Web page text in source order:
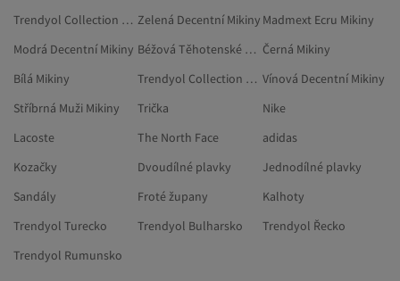
Trendyol Collection Černá Mikiny Zelená Decentní Mikiny Madmext Ecru Mikiny
Modrá Decentní Mikiny
Béžová Těhotenské Mikiny Černá Mikiny
Bílá Mikiny
Trendyol Collection Šedá Mikiny Nadměrné Velikosti Vínová Decentní Mikiny
Stříbrná Muži Mikiny
Trička
Nike
Lacoste
The North Face
adidas
Kozačky
Dvoudílné plavky
Jednodílné plavky
Sandály
Froté župany
Kalhoty
Trendyol Turecko
Trendyol Bulharsko
Trendyol Řecko
Trendyol Rumunsko